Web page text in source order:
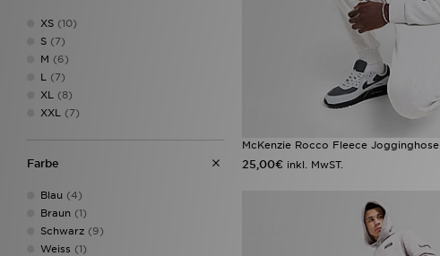
Nike (33)
On Running
Red Run Activewear
Reebok
Reprimo
Supply & Demand
True Religion
Under Armour
Unlike Humans
Zavetti Canada
XS (10)
S (7)
M (6)
L
(7)
XL
(8)
XXL
(7)
Farbe
Blau (4)
Braun (1)
Schwarz (9)
Weiss (1)
McKenzie Rocco Fleece Jogginghose
25,00€ inkl. MwST.